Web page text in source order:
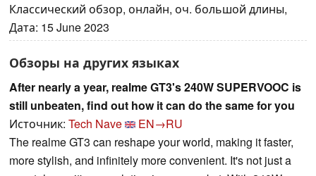
Классический обзор, онлайн, оч. большой длины,
Дата: 15 June 2023
Обзоры на других языках
After nearly a year, realme GT3's 240W SUPERVOOC is
still unbeaten, find out how it can do the same for you
Источник: Tech Nave
EN→RU
The realme GT3 can reshape your world, making it faster,
more stylish, and infinitely more convenient. It's not just a